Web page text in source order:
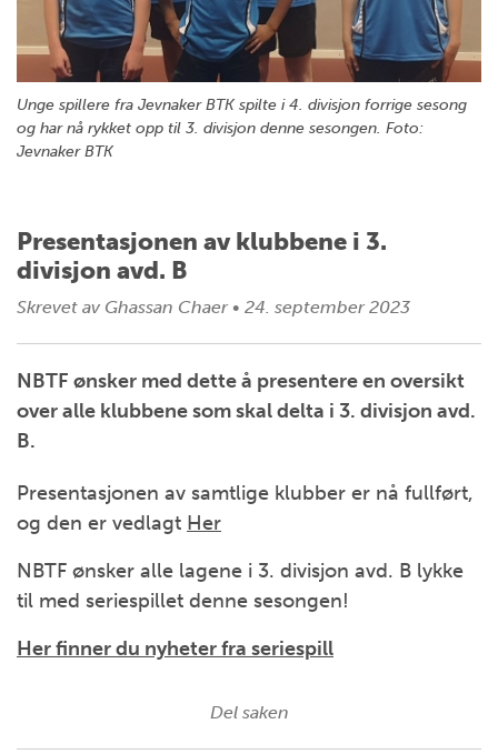
Unge spillere fra Jevnaker BTK spilte i 4. divisjon forrige sesong
og har nå rykket opp til 3. divisjon denne sesongen. Foto:
Jevnaker BTK
Presentasjonen av klubbene i 3.
divisjon avd. B
Skrevet av Ghassan Chaer • 24. september 2023
NBTF ønsker med dette å presentere en oversikt
over alle klubbene som skal delta i 3. divisjon avd.
B.
Presentasjonen av samtlige klubber er nå fullført,
og den er vedlagt Her
NBTF ønsker alle lagene i 3. divisjon avd. B lykke
til med seriespillet denne sesongen!
Her finner du nyheter fra seriespill
Del saken